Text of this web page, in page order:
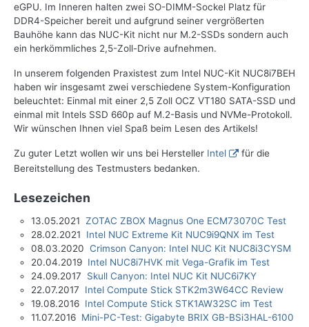
eGPU. Im Inneren halten zwei SO-DIMM-Sockel Platz für
DDR4-Speicher bereit und aufgrund seiner vergrößerten
Bauhöhe kann das NUC-Kit nicht nur M.2-SSDs sondern auch
ein herkömmliches 2,5-Zoll-Drive aufnehmen.
In unserem folgenden Praxistest zum Intel NUC-Kit NUC8i7BEH
haben wir insgesamt zwei verschiedene System-Konfiguration
beleuchtet: Einmal mit einer 2,5 Zoll OCZ VT180 SATA-SSD und
einmal mit Intels SSD 660p auf M.2-Basis und NVMe-Protokoll.
Wir wünschen Ihnen viel Spaß beim Lesen des Artikels!
Zu guter Letzt wollen wir uns bei Hersteller Intel
für die
Bereitstellung des Testmusters bedanken.
Lesezeichen
13.05.2021 ZOTAC ZBOX Magnus One ECM73070C Test
28.02.2021 Intel NUC Extreme Kit NUC9i9QNX im Test
08.03.2020 Crimson Canyon: Intel NUC Kit NUC8i3CYSM
20.04.2019 Intel NUC8i7HVK mit Vega-Grafik im Test
24.09.2017 Skull Canyon: Intel NUC Kit NUC6i7KY
22.07.2017 Intel Compute Stick STK2m3W64CC Review
19.08.2016 Intel Compute Stick STK1AW32SC im Test
11.07.2016 Mini-PC-Test: Gigabyte BRIX GB-BSi3HAL-6100